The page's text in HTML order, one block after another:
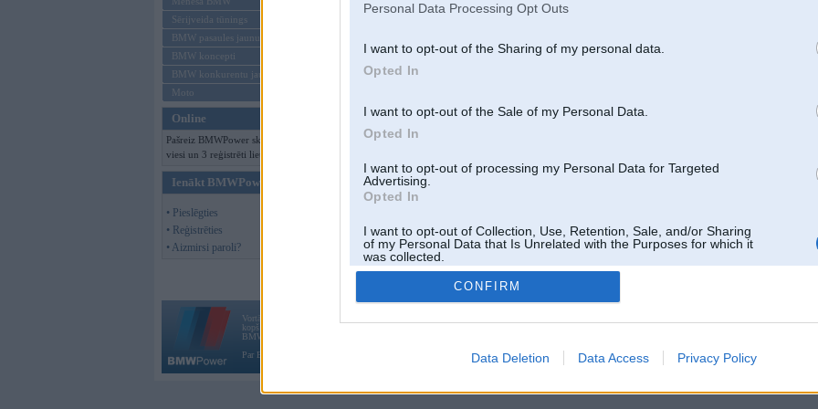
Personal Data Processing Opt Outs
I want to opt-out of the Sharing of my personal data.
Opted In
I want to opt-out of the Sale of my Personal Data.
Opted In
I want to opt-out of processing my Personal Data for Targeted
Advertising.
Opted In
I want to opt-out of Collection, Use, Retention, Sale, and/or Sharing
of my Personal Data that Is Unrelated with the Purposes for which it
was collected.
Opted Out
CONFIRM
Data Deletion Data Access Privacy Policy
Sērijveida tūnings
BMW pasaules jaunumi
BMW koncepti
BMW konkurentu jaunumi
Moto
Online
Pašreiz BMWPower skatās 117
viesi un 3 reģistrēti lietotāji.
Ienākt BMWPower
• Pieslēgties
• Reģistrēties
• Aizmirsi paroli?
Vortāls BMWPower.lv darbojas
kopš 2002. gada 14. maija. Tas nav auto klubs un nav saistīts ar
BMW AG.
Par BMWPower